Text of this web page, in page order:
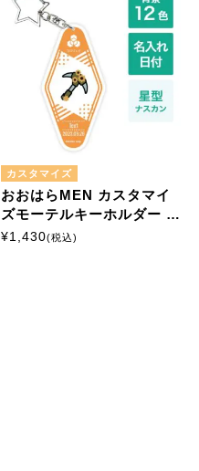
カスタマイズ
おおはらMEN カスタマイ
ズモーテルキーホルダー 星
形ナスカン
¥1,430(税込)